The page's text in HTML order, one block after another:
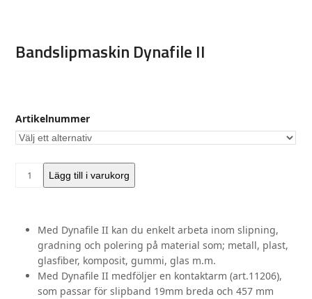
Bandslipmaskin Dynafile II
Artikelnummer
Bandslipmaskin
Dynafile
Lägg till i varukorg
Med Dynafile II kan du enkelt arbeta inom slipning,
gradning och polering på material som; metall, plast,
glasfiber, komposit, gummi, glas m.m.
Med Dynafile II medföljer en kontaktarm (art.11206),
som passar för slipband 19mm breda och 457 mm